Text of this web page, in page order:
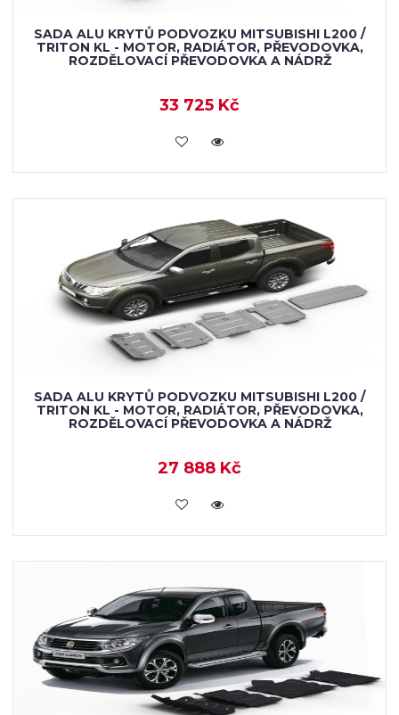
SADA ALU KRYTŮ PODVOZKU MITSUBISHI L200 /
TRITON KL - MOTOR, RADIÁTOR, PŘEVODOVKA,
ROZDĚLOVACÍ PŘEVODOVKA A NÁDRŽ
33 725 Kč
KOUPIT
SADA ALU KRYTŮ PODVOZKU MITSUBISHI L200 /
TRITON KL - MOTOR, RADIÁTOR, PŘEVODOVKA,
ROZDĚLOVACÍ PŘEVODOVKA A NÁDRŽ
27 888 Kč
KOUPIT